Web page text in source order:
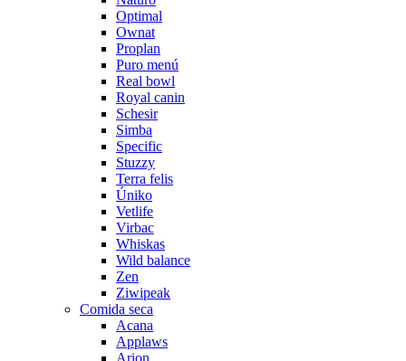
Optimal
Ownat
Proplan
Puro menú
Real bowl
Royal canin
Schesir
Simba
Specific
Stuzzy
Terra felis
Úniko
Vetlife
Virbac
Whiskas
Wild balance
Zen
Ziwipeak
Comida seca
Acana
Applaws
Arion